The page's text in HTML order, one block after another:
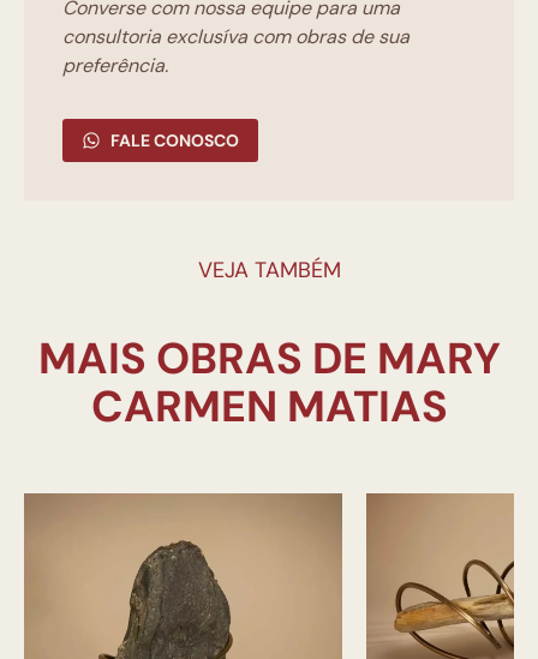
Converse com nossa equipe para uma
consultoria exclusíva com obras de sua
preferência.
FALE CONOSCO
VEJA TAMBÉM
MAIS OBRAS DE MARY